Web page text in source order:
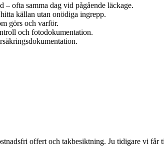
ofta samma dag vid pågående läckage.
källan utan onödiga ingrepp.
görs och varför.
och fotodokumentation.
offert och takbesiktning. Ju tidigare vi